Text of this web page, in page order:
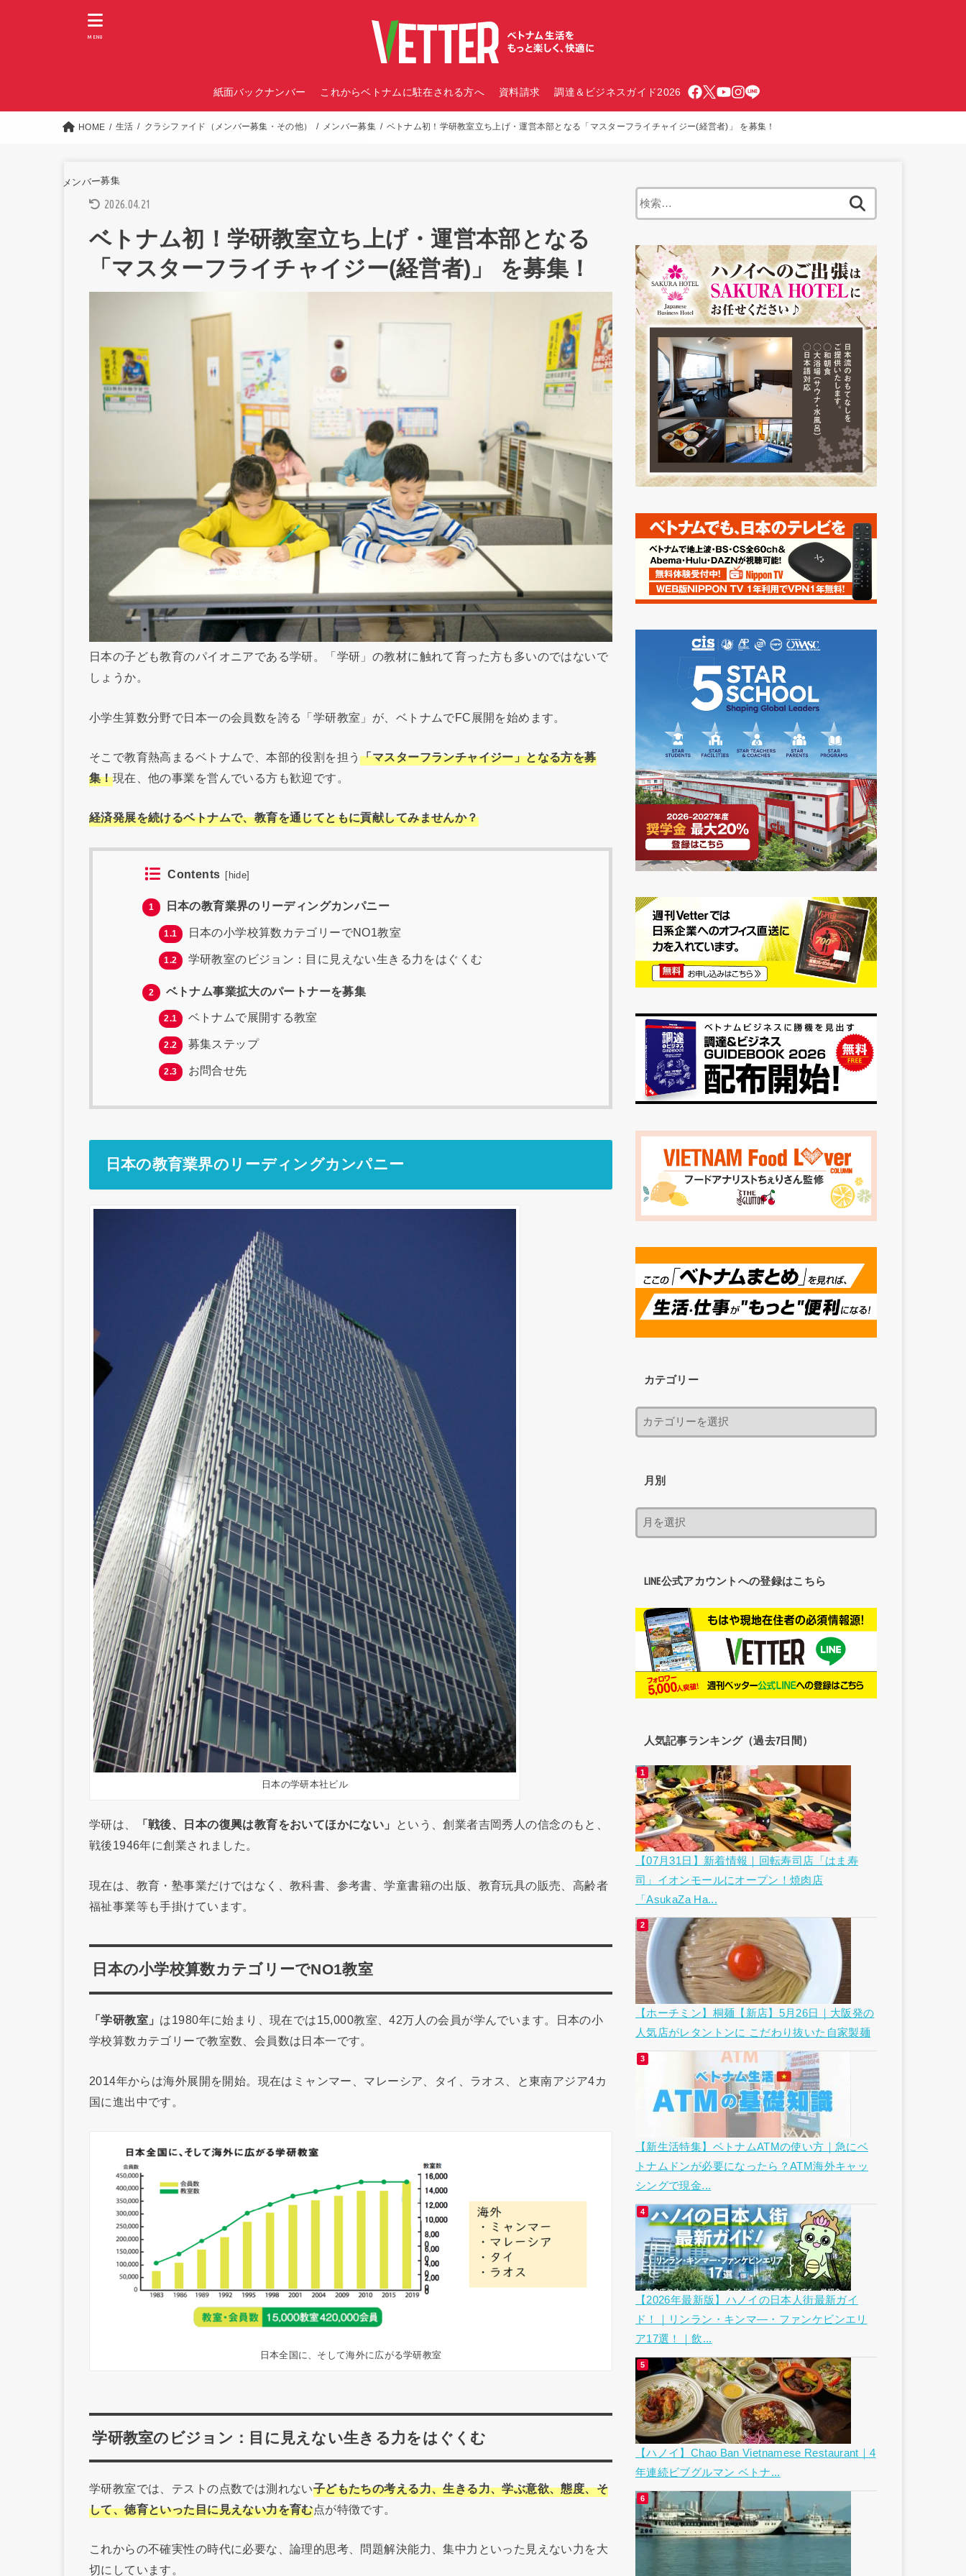
紙面バックナンバー これからベトナムに駐在される方へ 資料請求 調達＆ビジネスガイド2026
MENU
HOME 生活 クラシファイド（メンバー募集・その他） メンバー募集 ベトナム初！学研教室立ち上げ・運営本部となる「マスターフライチャイジー(経営者)」 を募集！
メンバー募集
2026.04.21
ベトナム初！学研教室立ち上げ・運営本部となる
「マスターフライチャイジー(経営者)」 を募集！
日本の子ども教育のパイオニアである学研。「学研」の教材に触れて育った方も多いのではないで
しょうか。
小学生算数分野で日本一の会員数を誇る「学研教室」が、ベトナムでFC展開を始めます。
そこで教育熱高まるベトナムで、本部的役割を担う「マスターフランチャイジー」となる方を募
集！現在、他の事業を営んでいる方も歓迎です。
経済発展を続けるベトナムで、教育を通じてともに貢献してみませんか？
Contents [ hide]
1 日本の教育業界のリーディングカンパニー
1.1 日本の小学校算数カテゴリーでNO1教室
1.2 学研教室のビジョン：目に見えない生きる力をはぐくむ
2 ベトナム事業拡大のパートナーを募集
2.1 ベトナムで展開する教室
2.2 募集ステップ
2.3 お問合せ先
日本の教育業界のリーディングカンパニー
日本の学研本社ビル
学研は、 「戦後、日本の復興は教育をおいてほかにない」
という、創業者吉岡秀人の信念のもと、
戦後1946年に創業されました。
現在は、教育・塾事業だけではなく、教科書、参考書、学童書籍の出版、教育玩具の販売、高齢者
福祉事業等も手掛けています。
日本の小学校算数カテゴリーでNO1教室
「学研教室」 は1980年に始まり、現在では15,000教室、42万人の会員が学んでいます。日本の小
学校算数カテゴリーで教室数、会員数は日本一です。
2014年からは海外展開を開始。現在はミャンマー、マレーシア、タイ、ラオス、と東南アジア4カ
国に進出中です。
日本全国に、そして海外に広がる学研教室
学研教室のビジョン：目に見えない生きる力をはぐくむ
学研教室では、テストの点数では測れない子どもたちの考える力、生きる力、学ぶ意欲、態度、そ
して、徳育といった目に見えない力を育む点が特徴です。
これからの不確実性の時代に必要な、論理的思考、問題解決能力、集中力といった見えない力を大
切にしています。
カテゴリー
月別
LINE公式アカウントへの登録はこちら
人気記事ランキング（過去7日間）
【07月31日】新着情報｜回転寿司店「はま寿
司」イオンモールにオープン！焼肉店
「AsukaZa Ha...
【ホーチミン】桐麺【新店】5月26日｜大阪発の
人気店がレタントンに こだわり抜いた自家製麺
【新生活特集】ベトナムATMの使い方｜急にベ
トナムドンが必要になったら？ATM海外キャッ
シングで現金...
【2026年最新版】ハノイの日本人街最新ガイ
ド！｜リンラン・キンマ―・ファンケビンエリ
ア17選！｜飲...
【ハノイ】Chao Ban Vietnamese Restaurant｜4
年連続ビブグルマン ベトナ...